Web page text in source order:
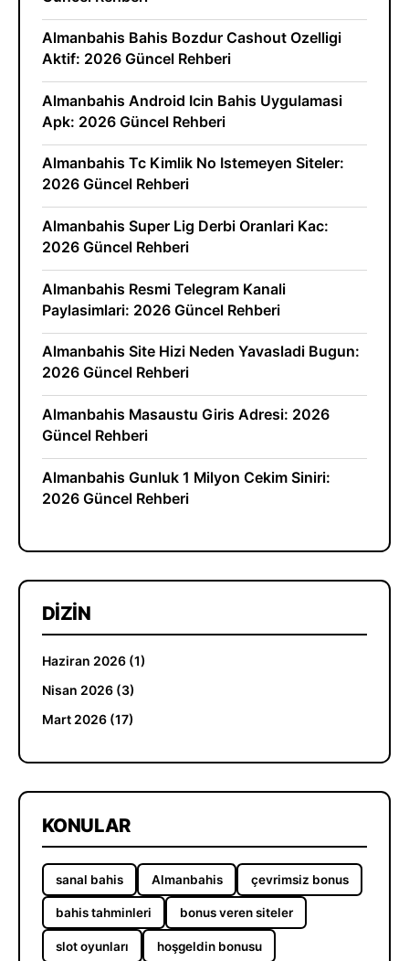
Almanbahis Bahis Bozdur Cashout Ozelligi
Aktif: 2026 Güncel Rehberi
Almanbahis Android Icin Bahis Uygulamasi
Apk: 2026 Güncel Rehberi
Almanbahis Tc Kimlik No Istemeyen Siteler:
2026 Güncel Rehberi
Almanbahis Super Lig Derbi Oranlari Kac:
2026 Güncel Rehberi
Almanbahis Resmi Telegram Kanali
Paylasimlari: 2026 Güncel Rehberi
Almanbahis Site Hizi Neden Yavasladi Bugun:
2026 Güncel Rehberi
Almanbahis Masaustu Giris Adresi: 2026
Güncel Rehberi
Almanbahis Gunluk 1 Milyon Cekim Siniri:
2026 Güncel Rehberi
DIZIN
Haziran 2026 (1)
Nisan 2026 (3)
Mart 2026 (17)
KONULAR
sanal bahis Almanbahis çevrimsiz bonus
bahis tahminleri bonus veren siteler
slot oyunları hoşgeldin bonusu